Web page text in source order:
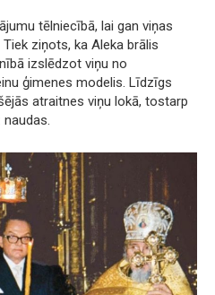
tēlniecībā, lai gan viņas
ziņots, ka Aleka brālis
izslēdzot viņu no
ģimenes modelis. Līdzīgs
atraitnes viņu lokā, tostarp